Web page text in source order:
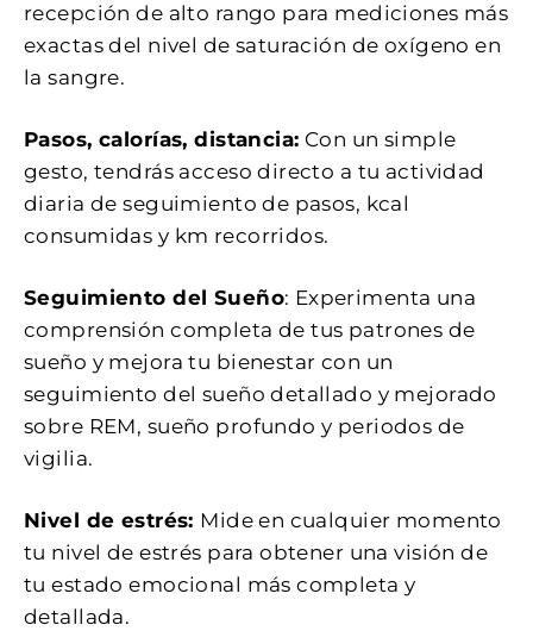
recepción de alto rango para mediciones más
exactas del nivel de saturación de oxígeno en
la sangre.
Pasos, calorías, distancia: Con un simple
gesto, tendrás acceso directo a tu actividad
diaria de seguimiento de pasos, kcal
consumidas y km recorridos.
Seguimiento del Sueño: Experimenta una
comprensión completa de tus patrones de
sueño y mejora tu bienestar con un
seguimiento del sueño detallado y mejorado
sobre REM, sueño profundo y periodos de
vigilia.
Nivel de estrés: Mide en cualquier momento
tu nivel de estrés para obtener una visión de
tu estado emocional más completa y
detallada.